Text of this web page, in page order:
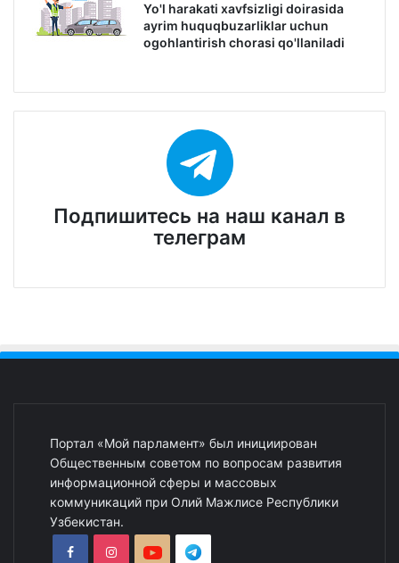
Yo'l harakati xavfsizligi doirasida
ayrim huquqbuzarliklar uchun
ogohlantirish chorasi qo'llaniladi
Подпишитесь на наш канал в
телеграм
Портал «Мой парламент» был инициирован
Общественным советом по вопросам развития
информационной сферы и массовых
коммуникаций при Олий Мажлисе Республики
Узбекистан.